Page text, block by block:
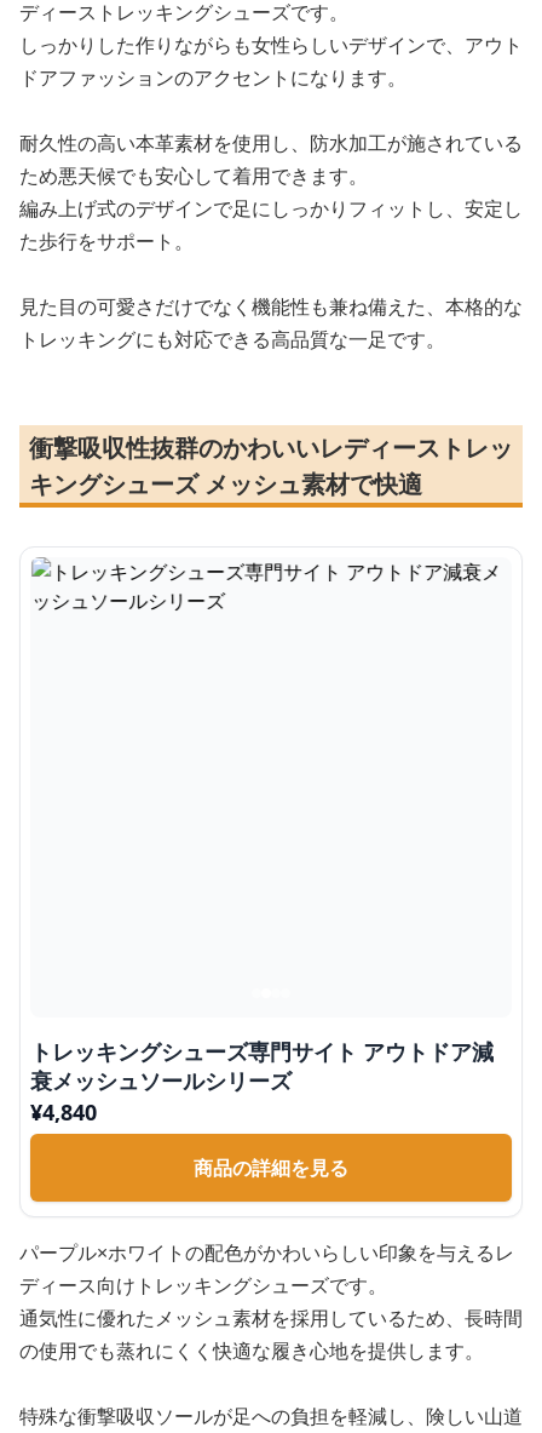
ディーストレッキングシューズです。
しっかりした作りながらも女性らしいデザインで、アウト
ドアファッションのアクセントになります。
耐久性の高い本革素材を使用し、防水加工が施されている
ため悪天候でも安心して着用できます。
編み上げ式のデザインで足にしっかりフィットし、安定し
た歩行をサポート。
見た目の可愛さだけでなく機能性も兼ね備えた、本格的な
トレッキングにも対応できる高品質な一足です。
衝撃吸収性抜群のかわいいレディーストレッ
キングシューズ メッシュ素材で快適
トレッキングシューズ専門サイト アウトドア減
衰メッシュソールシリーズ
¥4,840
商品の詳細を見る
パープル×ホワイトの配色がかわいらしい印象を与えるレ
ディース向けトレッキングシューズです。
通気性に優れたメッシュ素材を採用しているため、長時間
の使用でも蒸れにくく快適な履き心地を提供します。
特殊な衝撃吸収ソールが足への負担を軽減し、険しい山道